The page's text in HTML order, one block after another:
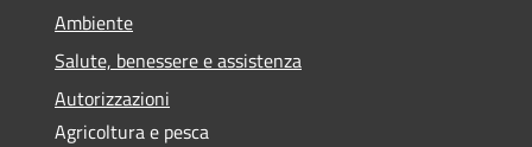
Ambiente
Salute, benessere e assistenza
Autorizzazioni
Agricoltura e pesca